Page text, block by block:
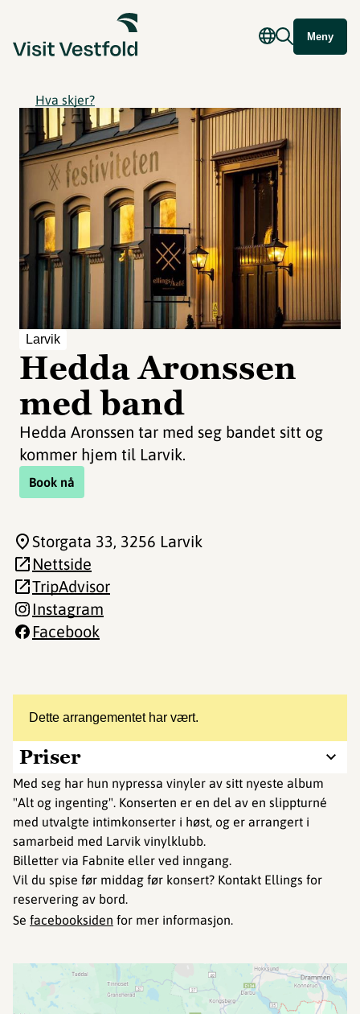
Meny
Hva skjer?
Larvik
Hedda Aronssen
med band
Hedda Aronssen tar med seg bandet sitt og
kommer hjem til Larvik.
Book nå
Dette arrangementet har vært.
Priser
Med seg har hun nypressa vinyler av sitt nyeste album
"Alt og ingenting". Konserten er en del av en slippturné
med utvalgte intimkonserter i høst, og er arrangert i
samarbeid med Larvik vinylklubb.
Billetter via Fabnite eller ved inngang.
Vil du spise før middag før konsert? Kontakt Ellings for
reservering av bord.
Se facebooksiden for mer informasjon.
Storgata 33, 3256 Larvik
Nettside
TripAdvisor
Instagram
Facebook